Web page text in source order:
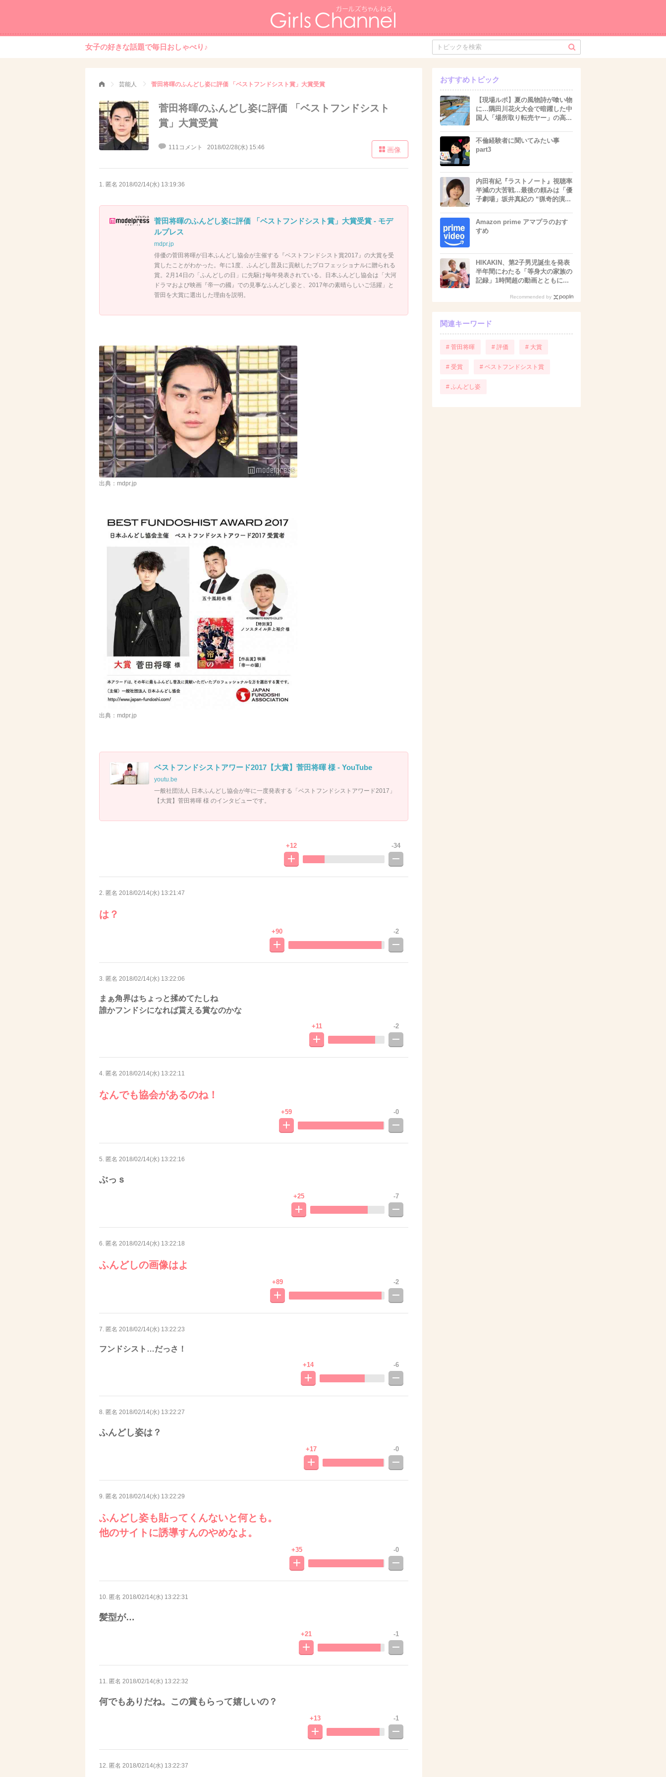
女子の好きな話題で毎日おしゃべり♪
芸能人 菅田将暉のふんどし姿に評価 「ベストフンドシスト賞」大賞受賞
菅田将暉のふんどし姿に評価 「ベストフンドシスト
賞」大賞受賞
111コメント 2018/02/28(水) 15:46 画像
1. 匿名 2018/02/14(水) 13:19:36
菅田将暉のふんどし姿に評価 「ベストフンドシスト賞」大賞受賞 - モデ
ルプレス
mdpr.jp
俳優の菅田将暉が日本ふんどし協会が主催する『ベストフンドシスト賞2017』の大賞を受
賞したことがわかった。年に1度、ふんどし普及に貢献したプロフェッショナルに贈られる
賞。2月14日の「ふんどしの日」に先駆け毎年発表されている。日本ふんどし協会は「大河
ドラマおよび映画『帝一の國』での見事なふんどし姿と、2017年の素晴らしいご活躍」と
菅田を大賞に選出した理由を説明。
出典：mdpr.jp
出典：mdpr.jp
ベストフンドシストアワード2017【大賞】菅田将暉 様 - YouTube
youtu.be
一般社団法人 日本ふんどし協会が年に一度発表する「ベストフンドシストアワード2017」
【大賞】菅田将暉 様 のインタビューです。
+12 -34
2. 匿名 2018/02/14(水) 13:21:47
は？
+90 -2
3. 匿名 2018/02/14(水) 13:22:06
まぁ角界はちょっと揉めてたしね
誰かフンドシになれば貰える賞なのかな
+11 -2
4. 匿名 2018/02/14(水) 13:22:11
なんでも協会があるのね！
+59 -0
5. 匿名 2018/02/14(水) 13:22:16
ぶっｓ
+25 -7
6. 匿名 2018/02/14(水) 13:22:18
ふんどしの画像はよ
+89 -2
7. 匿名 2018/02/14(水) 13:22:23
フンドシスト…だっさ！
+14 -6
8. 匿名 2018/02/14(水) 13:22:27
ふんどし姿は？
+17 -0
9. 匿名 2018/02/14(水) 13:22:29
ふんどし姿も貼ってくんないと何とも。
他のサイトに誘導すんのやめなよ。
+35 -0
10. 匿名 2018/02/14(水) 13:22:31
髪型が…
+21 -1
11. 匿名 2018/02/14(水) 13:22:32
何でもありだね。この賞もらって嬉しいの？
+13 -1
12. 匿名 2018/02/14(水) 13:22:37
おすすめトピック
【現場ルポ】夏の風物詩が喰い物
に…隅田川花火大会で暗躍した中
国人「場所取り転売ヤー」の高...
不倫経験者に聞いてみたい事
part3
内田有紀『ラストノート』視聴率
半減の大苦戦…最後の頼みは「優
子劇場」坂井真紀の “猟奇的演...
Amazon prime アマプラのおす
すめ
HIKAKIN、第2子男児誕生を発表
半年間にわたる「等身大の家族の
記録」1時間超の動画とともに...
Recommended by
関連キーワード
# 菅田将暉 # 評価 # 大賞
# 受賞 # ベストフンドシスト賞
# ふんどし姿